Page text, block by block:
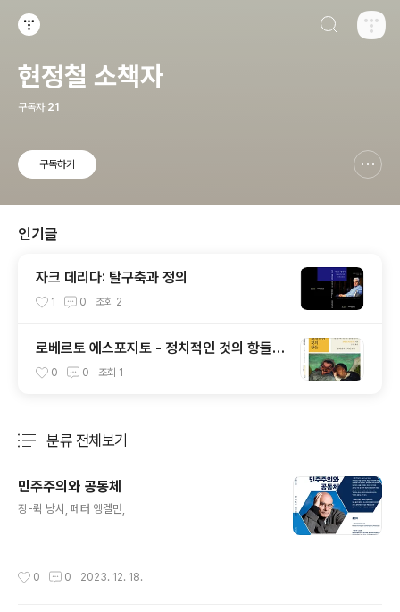
현정철 소책자
구독자 21
구독하기
인기글
자크 데리다: 탈구축과 정의
1 0 조회 2
로베르토 에스포지토 - 정치적인 것의 항들:
공동체 면역 생명정치
0 0 조회 1
분류 전체보기
민주주의와 공동체
장-뤽 낭시, 페터 엥겔만,
0 0 2023. 12. 18.